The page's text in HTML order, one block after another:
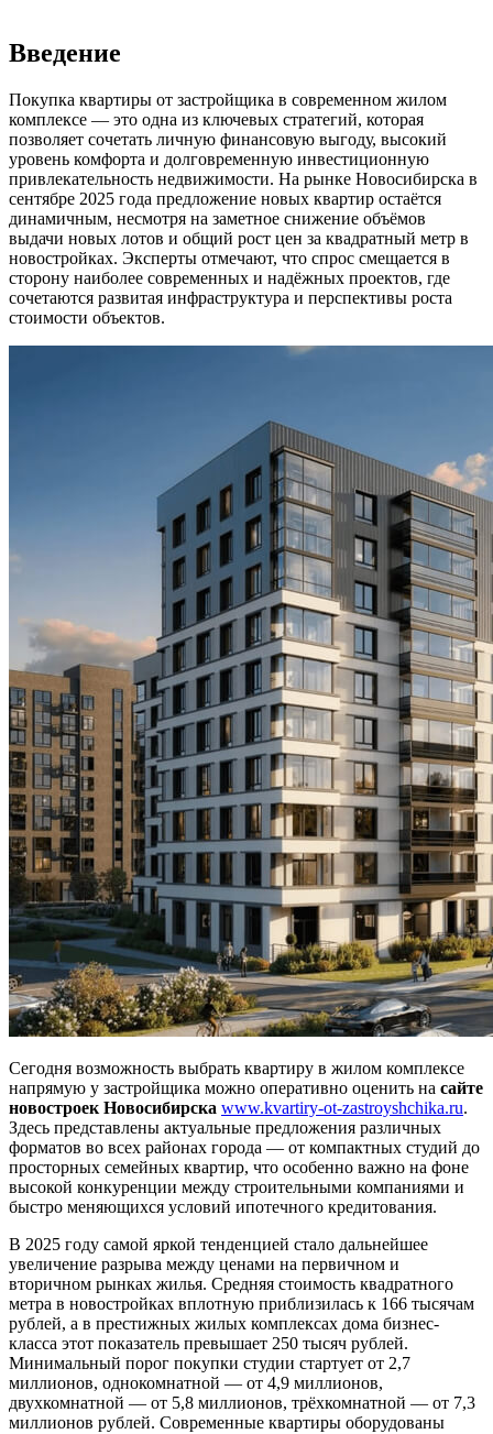
Введение
Покупка квартиры от застройщика в современном жилом
комплексе — это одна из ключевых стратегий, которая
позволяет сочетать личную финансовую выгоду, высокий
уровень комфорта и долговременную инвестиционную
привлекательность недвижимости. На рынке Новосибирска в
сентябре 2025 года предложение новых квартир остаётся
динамичным, несмотря на заметное снижение объёмов
выдачи новых лотов и общий рост цен за квадратный метр в
новостройках. Эксперты отмечают, что спрос смещается в
сторону наиболее современных и надёжных проектов, где
сочетаются развитая инфраструктура и перспективы роста
стоимости объектов.
Сегодня возможность выбрать квартиру в жилом комплексе
напрямую у застройщика можно оперативно оценить на сайте
новостроек Новосибирска www.kvartiry-ot-zastroyshchika.ru.
Здесь представлены актуальные предложения различных
форматов во всех районах города — от компактных студий до
просторных семейных квартир, что особенно важно на фоне
высокой конкуренции между строительными компаниями и
быстро меняющихся условий ипотечного кредитования.
В 2025 году самой яркой тенденцией стало дальнейшее
увеличение разрыва между ценами на первичном и
вторичном рынках жилья. Средняя стоимость квадратного
метра в новостройках вплотную приблизилась к 166 тысячам
рублей, а в престижных жилых комплексах дома бизнес-
класса этот показатель превышает 250 тысяч рублей.
Минимальный порог покупки студии стартует от 2,7
миллионов, однокомнатной — от 4,9 миллионов,
двухкомнатной — от 5,8 миллионов, трёхкомнатной — от 7,3
миллионов рублей. Современные квартиры оборудованы